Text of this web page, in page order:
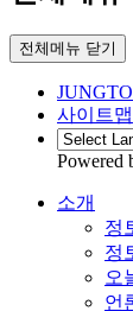
전체메뉴 닫기
사이트맵
Powered
소개
정
정
오
언